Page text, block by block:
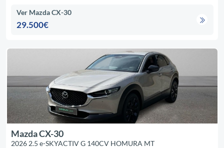
Ver Mazda CX-30
29.500€
Mazda CX-30
2026 2.5 e-SKYACTIV G 140CV HOMURA MT